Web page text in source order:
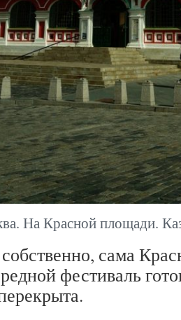
На Красной площади.
сама
фестиваль